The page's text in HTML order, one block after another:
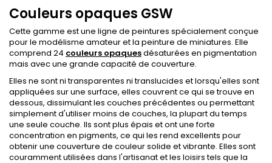
Couleurs opaques GSW
Cette gamme est une ligne de peintures spécialement conçue
pour le modélisme amateur et la peinture de miniatures. Elle
comprend 24 couleurs opaquesdésaturées en pigmentation
mais avec une grande capacité de couverture.
Elles ne sont ni transparentes ni translucides et lorsqu'elles sont
appliquées sur une surface, elles couvrent ce qui se trouve en
dessous, dissimulant les couches précédentes ou permettant
simplement d'utiliser moins de couches, la plupart du temps
une seule couche. Ils sont plus épais et ont une forte
concentration en pigments, ce qui les rend excellents pour
obtenir une couverture de couleur solide et vibrante. Elles sont
couramment utilisées dans l'artisanat et les loisirs tels que la